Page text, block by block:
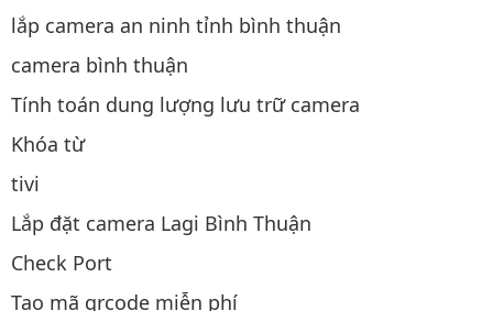
lắp camera an ninh tỉnh bình thuận
camera bình thuận
Tính toán dung lượng lưu trữ camera
Khóa từ
tivi
Lắp đặt camera Lagi Bình Thuận
Check Port
Tạo mã qrcode miễn phí